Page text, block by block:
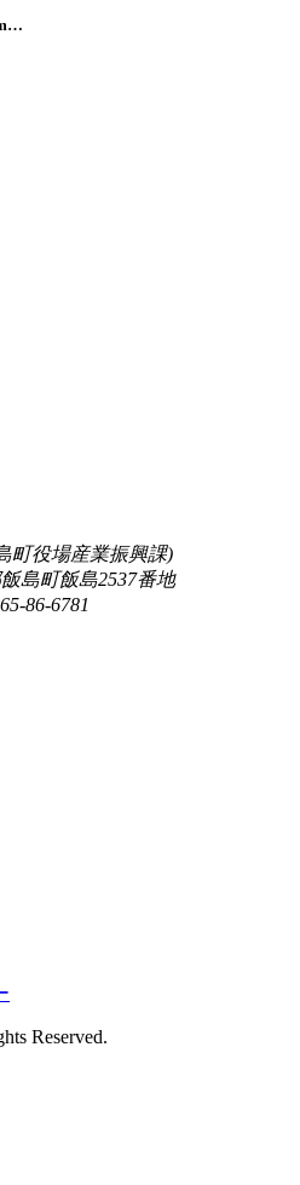
町役場産業振興課)
島町飯島2537番地
86-6781
Reserved.